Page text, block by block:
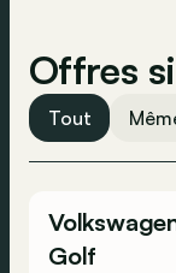
Pneus d'été
Verrouillage
Vérification
ESP
Offres
Tout
Golf